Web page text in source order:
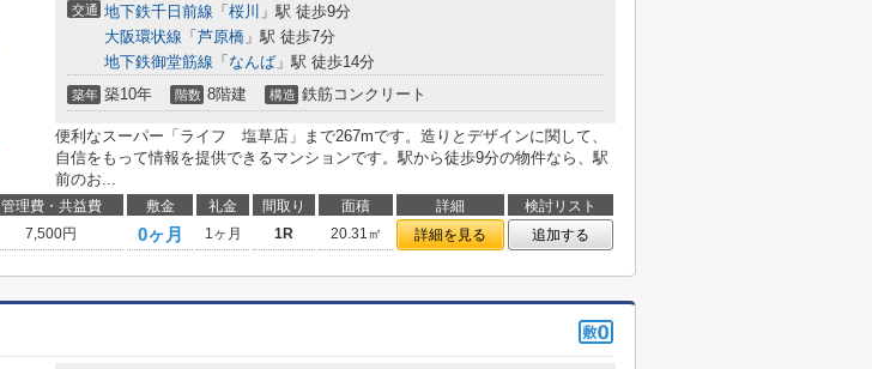
交通 地下鉄千日前線 「 桜川 」駅 徒歩9分
大阪環状線 「 芦原橋 」駅 徒歩7分
地下鉄御堂筋線 「 なんば 」駅 徒歩14分
築年 築10年 階数 8階建 構造 鉄筋コンクリート
便利なスーパー「ライフ 塩草店」まで267mです。造りとデザインに関して、
自信をもって情報を提供できるマンションです。駅から徒歩9分の物件なら、駅
前のお...
管理費・共益費 敷金 礼金 間取り 面積 詳細
検討リスト
7,500円 0ヶ月 1ヶ月 1R 20.31㎡ 詳細を見る 追加する